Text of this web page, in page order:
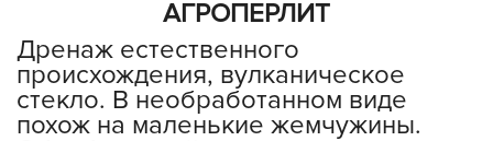
АГРОПЕРЛИТ
Дренаж естественного
происхождения, вулканическое
стекло. В необработанном виде
похож на маленькие жемчужины.